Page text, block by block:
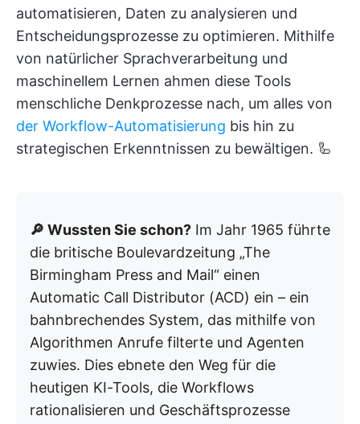
automatisieren, Daten zu analysieren und
Entscheidungsprozesse zu optimieren. Mithilfe
von natürlicher Sprachverarbeitung und
maschinellem Lernen ahmen diese Tools
menschliche Denkprozesse nach, um alles von
der Workflow-Automatisierung bis hin zu
strategischen Erkenntnissen zu bewältigen. 🦾
🔎 Wussten Sie schon? Im Jahr 1965 führte
die britische Boulevardzeitung „The
Birmingham Press and Mail“ einen
Automatic Call Distributor (ACD) ein – ein
bahnbrechendes System, das mithilfe von
Algorithmen Anrufe filterte und Agenten
zuwies. Dies ebnete den Weg für die
heutigen KI-Tools, die Workflows
rationalisieren und Geschäftsprozesse